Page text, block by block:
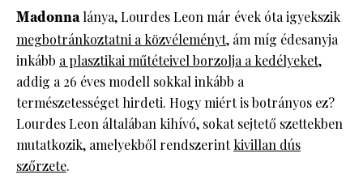
Madonnalánya, Lourdes Leon már évek óta igyekszik
megbotránkoztatni a közvéleményt, ám míg édesanyja
inkább a plasztikai műtéteivel borzolja a kedélyeket,
addig a 26 éves modell sokkal inkább a
természetességet hirdeti. Hogy miért is botrányos ez?
Lourdes Leon általában kihívó, sokat sejtető szettekben
mutatkozik, amelyekből rendszerintkivillan dús
szőrzete.